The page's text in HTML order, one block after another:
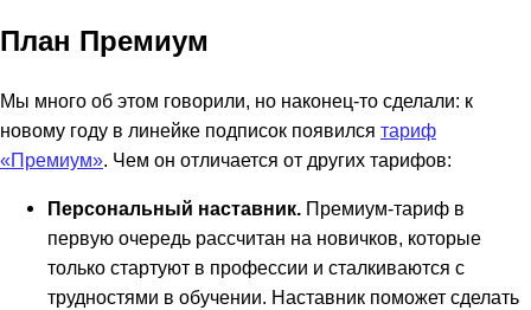
План Премиум
Мы много об этом говорили, но наконец-то сделали: к
новому году в линейке подписок появился тариф
«Премиум». Чем он отличается от других тарифов:
Персональный наставник. Премиум-тариф в
первую очередь рассчитан на новичков, которые
только стартуют в профессии и сталкиваются с
трудностями в обучении. Наставник поможет сделать